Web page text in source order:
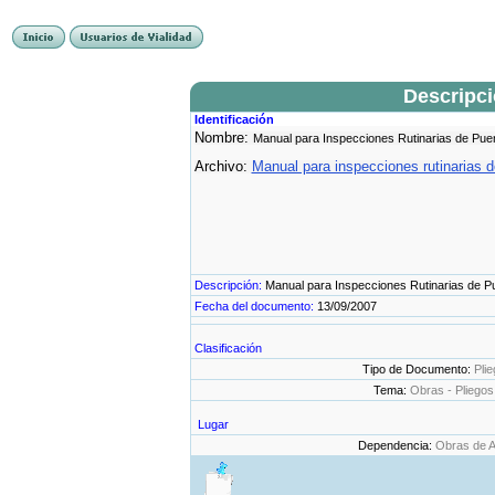
Identificación
Nombre: Manual para Inspecciones Rutinarias de
Archivo: Manual para inspecciones rutinarias
Descripción: Manual para Inspecciones Rutinarias de
Fecha del documento: 13/09/2007
Clasificación
Tipo de Documento:
Tema: Obras - Pliegos
Lugar
Dependencia: Obras de